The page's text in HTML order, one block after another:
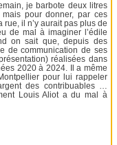
je barbote deux litres
pour donner, par ces
il n’y aurait pas plus de
de mal à imaginer l’édile
on sait que, depuis des
de communication de ses
réalisées dans
2020 à 2024. Il a même
pour lui rappeler
des contribuables …
Louis Aliot a du mal à